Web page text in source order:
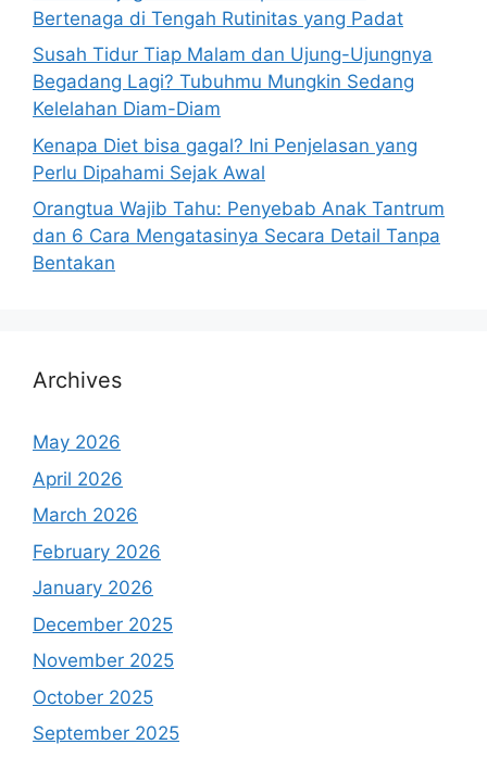
Bertenaga di Tengah Rutinitas yang Padat
Susah Tidur Tiap Malam dan Ujung-Ujungnya
Begadang Lagi? Tubuhmu Mungkin Sedang
Kelelahan Diam-Diam
Kenapa Diet bisa gagal? Ini Penjelasan yang
Perlu Dipahami Sejak Awal
Orangtua Wajib Tahu: Penyebab Anak Tantrum
dan 6 Cara Mengatasinya Secara Detail Tanpa
Bentakan
Archives
May 2026
April 2026
March 2026
February 2026
January 2026
December 2025
November 2025
October 2025
September 2025